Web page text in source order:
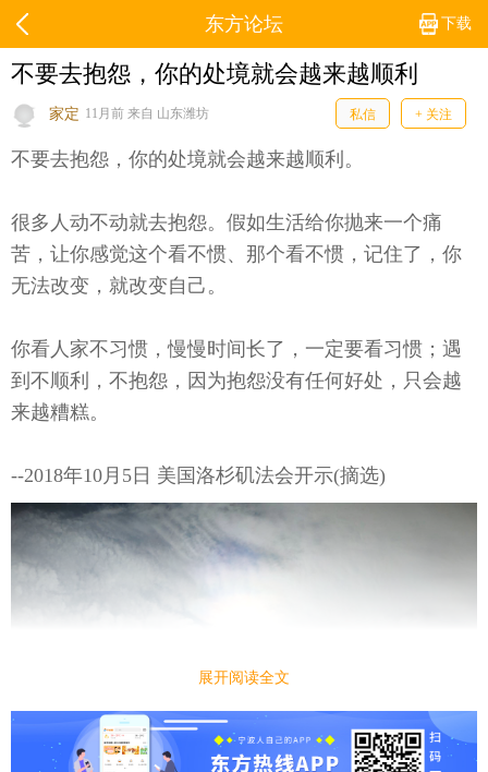
下载
东方论坛
不要去抱怨，你的处境就会越来越顺利
家定 11月前 来自 山东潍坊 私信 + 关注
不要去抱怨，你的处境就会越来越顺利。
很多人动不动就去抱怨。假如生活给你抛来一个痛
苦，让你感觉这个看不惯、那个看不惯，记住了，你
无法改变，就改变自己。
你看人家不习惯，慢慢时间长了，一定要看习惯；遇
到不顺利，不抱怨，因为抱怨没有任何好处，只会越
来越糟糕。
--2018年10月5日 美国洛杉矶法会开示(摘选)
展开阅读全文